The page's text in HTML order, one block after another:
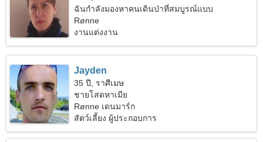
ฉันกำลังมองหาคนเดินป่าที่สมบูรณ์แบบ
Rønne
งานแต่งงาน
Jayden
35 ปี, ราศีเมษ
ชายโสดหาเมีย
Rønne เดนมาร์ก
สัตว์เลี้ยง ผู้ประกอบการ